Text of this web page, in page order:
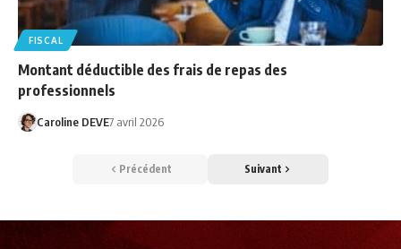
FISCAL
Montant déductible des frais de repas des
professionnels
Caroline DEVE7 avril 2026
Précédent Suivant